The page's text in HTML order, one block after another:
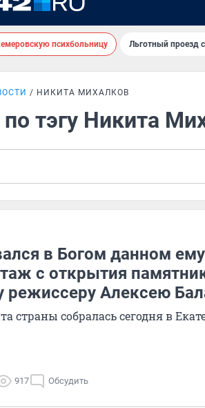
психбольницу Льготный проезд
НИКИТА МИХАЛКОВ
тэгу Никита
в Богом данном
с открытия
режиссеру Алексею
страны собралась сегодня в
917 Обсудить